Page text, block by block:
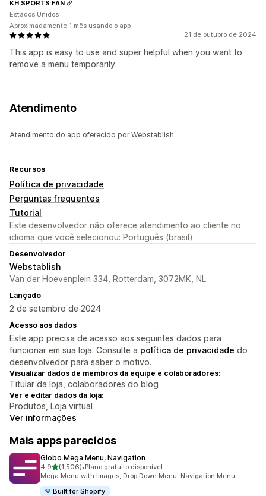
21 de outubro de 2024
This app is easy to use and super helpful when you want to
remove a menu temporarily.
KH SPORTS FAN
Estados Unidos
Aproximadamente 1 mês usando o app
Atendimento
Atendimento do app oferecido por Webstablish.
Recursos
Política de privacidade
Perguntas frequentes
Tutorial
Este desenvolvedor não oferece atendimento ao cliente no
idioma que você selecionou: Português (brasil).
Desenvolvedor
Webstablish
Van der Hoevenplein 334, Rotterdam, 3072MK, NL
Lançado
2 de setembro de 2024
Acesso aos dados
Este app precisa de acesso aos seguintes dados para
funcionar em sua loja. Consulte a política de privacidade do
desenvolvedor para saber o motivo.
Visualizar dados de membros da equipe e colaboradores:
Titular da loja, colaboradores do blog
Ver e editar dados da loja:
Produtos, Loja virtual
Ver informações
Mais apps parecidos
Globo Mega Menu, Navigation
4,9de 5 estrelas
(1.506)
1506 avaliações ao todo
•Plano gratuito disponível
Mega Menu with images, Drop Down Menu, Navigation Menu
Built for Shopify